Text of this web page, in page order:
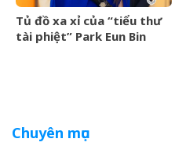
Tủ đồ xa xỉ của “tiểu thư
tài phiệt” Park Eun Bin
Chuyên mục